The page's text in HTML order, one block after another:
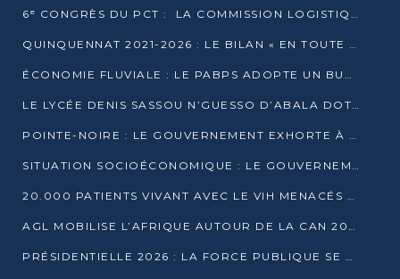
6ᵉ CONGRÈS DU PCT : LA COMMISSION LOGISTIQUE ASSURE LA DISTRIBUTION DES KITS
QUINQUENNAT 2021-2026 : LE BILAN « EN TOUTE TRANSPARENCE » PRÉSENTÉ À LA PRESSE
ÉCONOMIE FLUVIALE : LE PABPS ADOPTE UN BUDGET 2026 DE PLUS DE 2,7 MILLIARDS FCFA
LE LYCÉE DENIS SASSOU N’GUESSO D’ABALA DOTÉ D’UNE SALLE MULTIMÉDIA
POINTE-NOIRE : LE GOUVERNEMENT EXHORTE À UN USAGE RESPONSABLE DU NOUVEAU MATÉRIEL MUNICIPAL
SITUATION SOCIOÉCONOMIQUE : LE GOUVERNEMENT INTERPELLÉ DEVANT LE SÉNAT
20.000 PATIENTS VIVANT AVEC LE VIH MENACÉS D’ARRÊT DE TRAITEMENT
AGL MOBILISE L’AFRIQUE AUTOUR DE LA CAN 2025
PRÉSIDENTIELLE 2026 : LA FORCE PUBLIQUE SE PRÉPARE À SÉCURISER LE SCRUTIN